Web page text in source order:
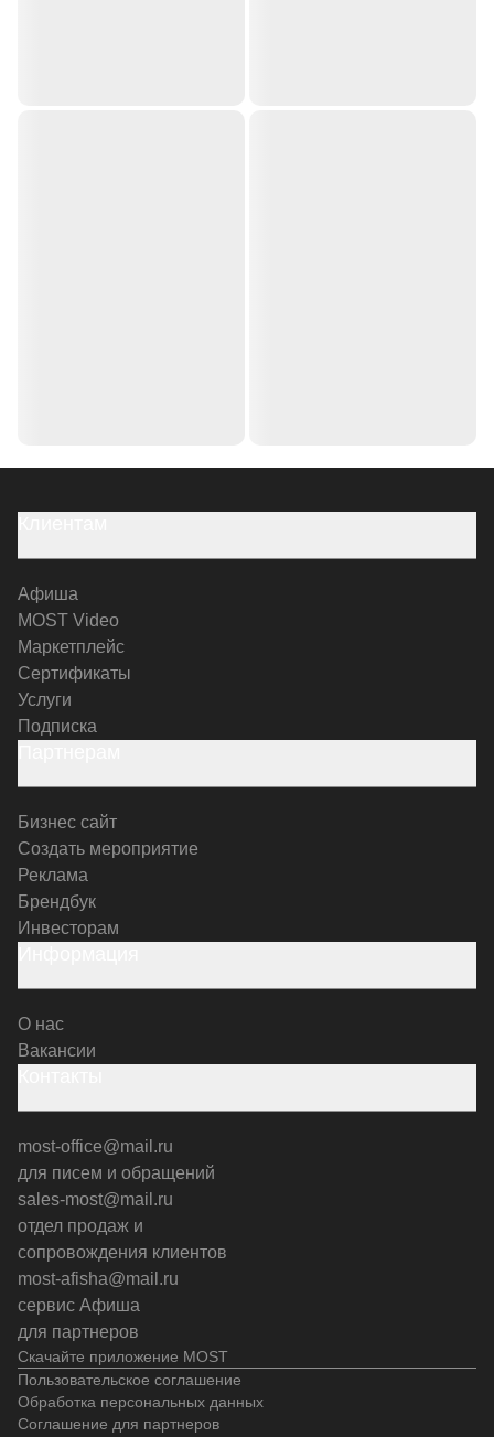
Скачайте приложение MOST
Афиша
MOST Video
Маркетплейс
Сертификаты
Услуги
Подписка
Бизнес сайт
Создать мероприятие
Реклама
Брендбук
Инвесторам
О нас
Вакансии
most-office@mail.ru
для писем и обращений
sales-most@mail.ru
отдел продаж и
сопровождения клиентов
most-afisha@mail.ru
сервис Афиша
для партнеров
Пользовательское соглашение
Обработка персональных данных
Соглашение для партнеров